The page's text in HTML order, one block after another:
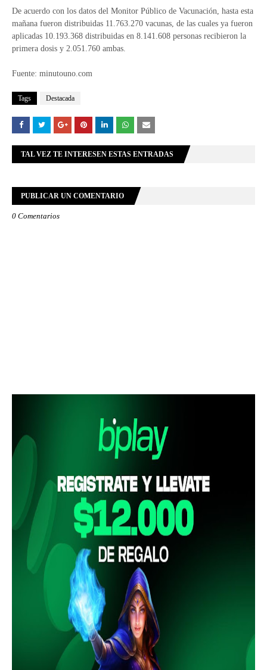
De acuerdo con los datos del Monitor Público de Vacunación, hasta esta
mañana fueron distribuidas 11.763.270 vacunas, de las cuales ya fueron
aplicadas 10.193.368 distribuidas en 8.141.608 personas recibieron la
primera dosis y 2.051.760 ambas.
Fuente: minutouno.com
Tags Destacada
TAL VEZ TE INTERESEN ESTAS ENTRADAS
PUBLICAR UN COMENTARIO
0 Comentarios